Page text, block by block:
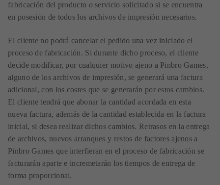
fabricación del producto o servicio solicitado si se encuentra
en posesión de todos los archivos de impresión necesarios.
El cliente no podrá cancelar el pedido una vez iniciado el
proceso de fabricación. Si durante dicho proceso, el cliente
decide modificar, por cualquier motivo ajeno a Pinbro Games,
alguno de los archivos de impresión, se generará una factura
adicional, con los costes que se generarán por estos cambios.
El cliente tendrá que abonar la cantidad acordada en esta
nueva factura, además de la cantidad establecida en la factura
inicial, si desea realizar dichos cambios. Retrasos en la entrega
de archivos, nuevos arranques y restos de factores ajenos a
Pinbro Games que interfieran en el proceso de fabricación se
facturarán aparte e incremetarán los tiempos de entrega de
forma proporcional.